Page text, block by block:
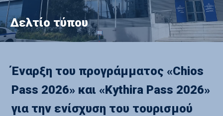
Δελτίο τύπου
Έναρξη του προγράμματος «Chios
Pass 2026» και «Kythira Pass 2026»
για την ενίσχυση του τουρισμού